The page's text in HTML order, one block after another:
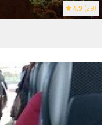
4.9 (29)